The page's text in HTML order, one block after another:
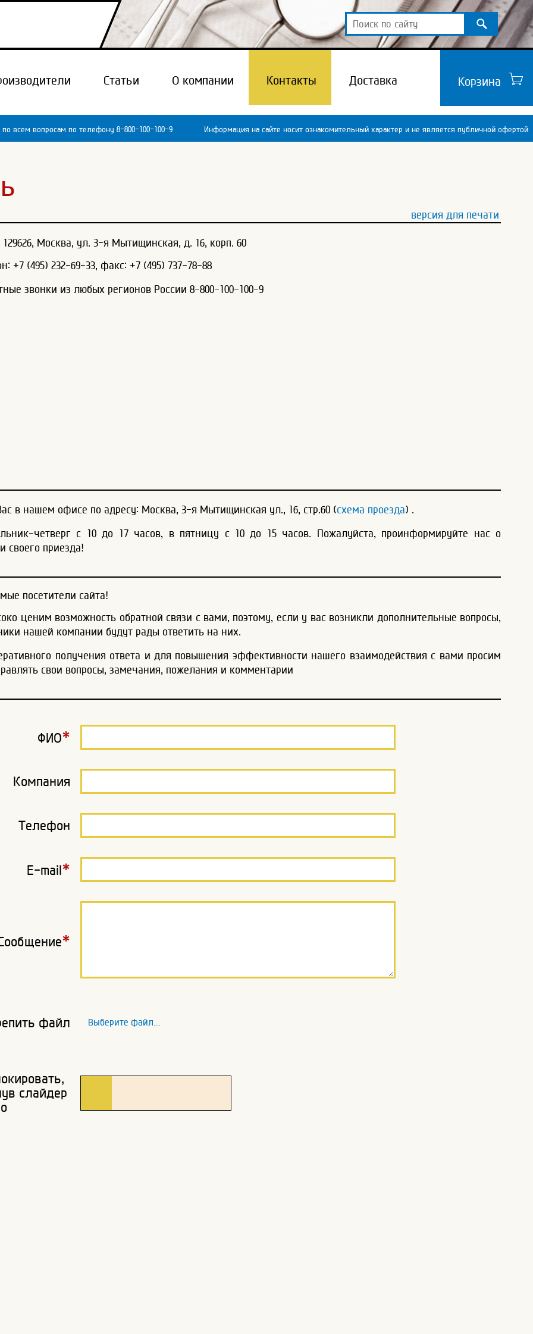
Статьи О компании Контакты Доставка Корзина
по всем вопросам по телефону 8-800-100-100-9 Информация на сайте носит ознакомительный характер и не является публичной офертой
версия для печати
129626, Москва, ул. 3-я Мытищинская, д. 16, корп. 60
+7 (495) 232-69-33, факс: +7 (495) 737-78-88
звонки из любых регионов России 8-800-100-100-9
в нашем офисе по адресу: Москва, 3-я Мытищинская ул., 16, стр.60 (схема проезда) .
четверг с 10 до 17 часов, в пятницу с 10 до 15 часов. Пожалуйста, проинформируйте нас о
своего приезда!
посетители сайта!
ценим возможность обратной связи с вами, поэтому, если у вас возникли дополнительные вопросы,
нашей компании будут рады ответить на них.
получения ответа и для повышения эффективности нашего взаимодействия с вами просим
свои вопросы, замечания, пожелания и комментарии
ФИО*
Компания
Телефон
E-mail*
*
файл Выберите файл...
слайдер